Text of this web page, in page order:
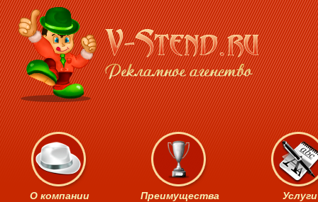
О компании Преимущества Услуги